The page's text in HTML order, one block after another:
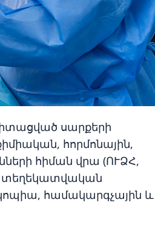
սարքերի
հորմոնային,
հիման վրա (ՈՒՁՀ,
տեղեկատվական
համակարգչային և